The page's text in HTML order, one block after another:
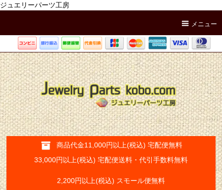
ジュエリーパーツ工房
メニュー
商品代金11,000円以上(税込) 宅配便無料
33,000円以上(税込) 宅配便送料・代引手数料無料
2,200円以上(税込) スモール便無料